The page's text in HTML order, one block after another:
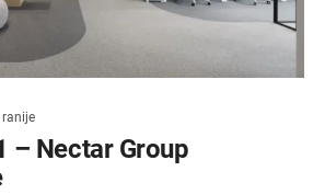
– Nectar Group